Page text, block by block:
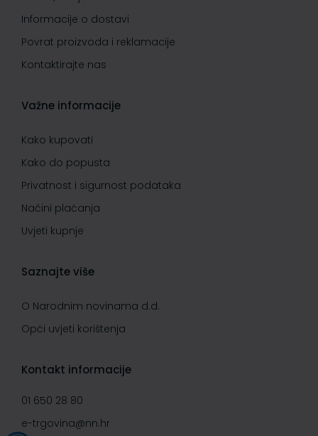
Informacije o dostavi
Povrat proizvoda i reklamacije
Kontaktirajte nas
Važne informacije
Kako kupovati
Kako do popusta
Privatnost i sigurnost podataka
Načini plaćanja
Uvjeti kupnje
Saznajte više
O Narodnim novinama d.d.
Opći uvjeti korištenja
Kontakt informacije
01 650 28 80
e-trgovina@nn.hr